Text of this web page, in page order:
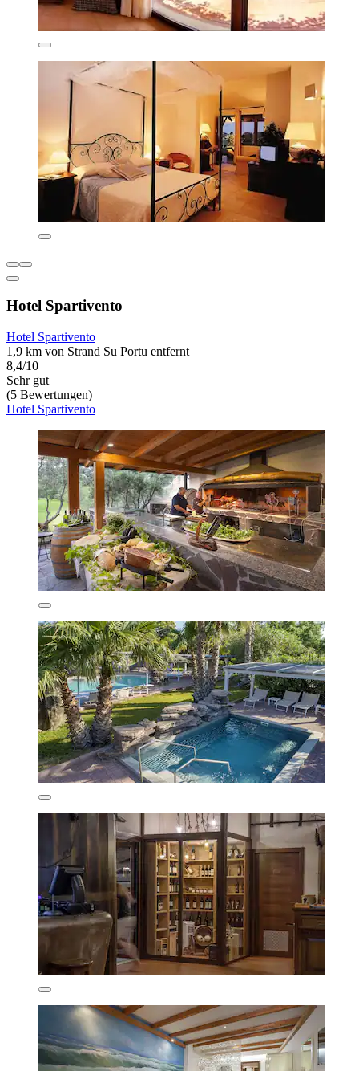
Hotel Spartivento
Hotel Spartivento
1,9 km von Strand Su Portu entfernt
8,4/10
Sehr gut
(5 Bewertungen)
Hotel Spartivento